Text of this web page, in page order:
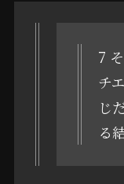
7
チ
じ
る